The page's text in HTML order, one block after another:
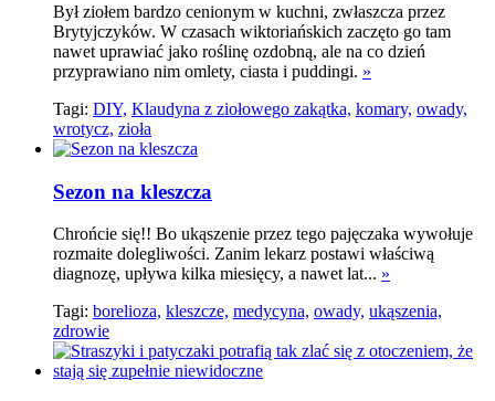
Był ziołem bardzo cenionym w kuchni, zwłaszcza przez
Brytyjczyków. W czasach wiktoriańskich zaczęto go tam
nawet uprawiać jako roślinę ozdobną, ale na co dzień
przyprawiano nim omlety, ciasta i puddingi. »
Tagi: DIY, Klaudyna z ziołowego zakątka, komary, owady,
wrotycz, zioła
Sezon na kleszcza
Chrońcie się!! Bo ukąszenie przez tego pajęczaka wywołuje
rozmaite dolegliwości. Zanim lekarz postawi właściwą
diagnozę, upływa kilka miesięcy, a nawet lat... »
Tagi: borelioza, kleszcze, medycyna, owady, ukąszenia,
zdrowie